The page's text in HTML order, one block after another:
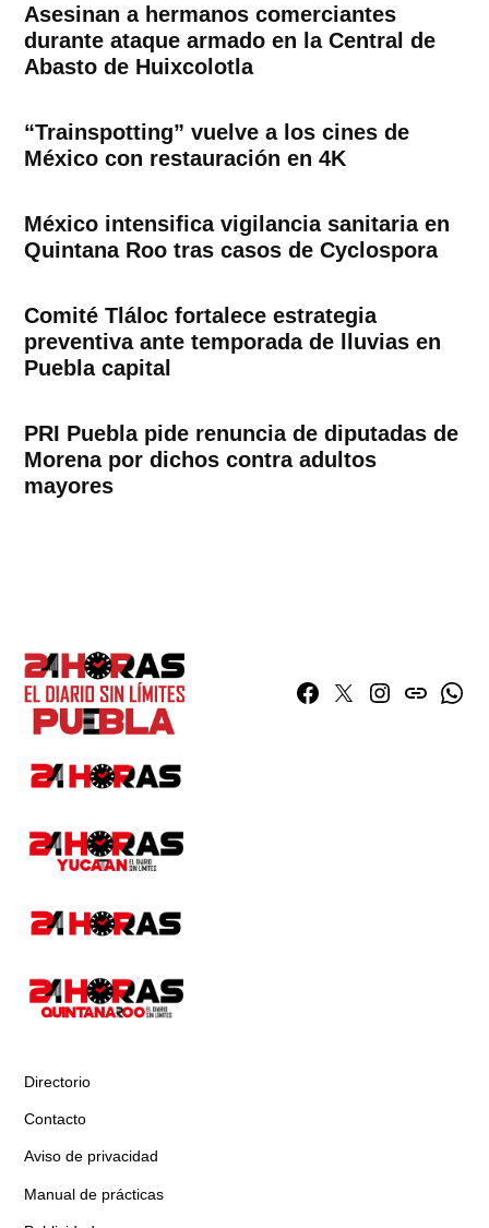
Asesinan a hermanos comerciantes
durante ataque armado en la Central de
Abasto de Huixcolotla
“Trainspotting” vuelve a los cines de
México con restauración en 4K
México intensifica vigilancia sanitaria en
Quintana Roo tras casos de Cyclospora
Comité Tláloc fortalece estrategia
preventiva ante temporada de lluvias en
Puebla capital
PRI Puebla pide renuncia de diputadas de
Morena por dichos contra adultos
mayores
Facebook
TwitterInstagram
issuu
Directorio
Contacto
Aviso de privacidad
Manual de prácticas